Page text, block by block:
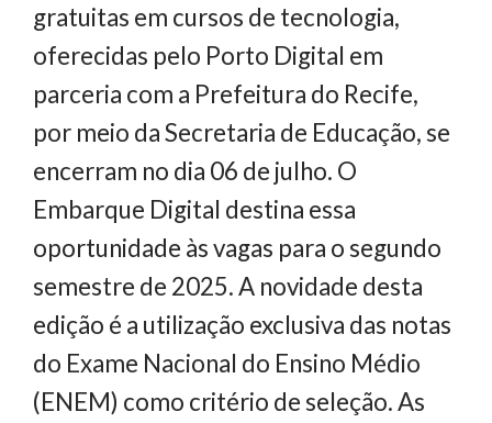
gratuitas em cursos de tecnologia,
oferecidas pelo Porto Digital em
parceria com a Prefeitura do Recife,
por meio da Secretaria de Educação, se
encerram no dia 06 de julho. O
Embarque Digital destina essa
oportunidade às vagas para o segundo
semestre de 2025. A novidade desta
edição é a utilização exclusiva das notas
do Exame Nacional do Ensino Médio
(ENEM) como critério de seleção. As